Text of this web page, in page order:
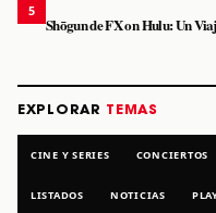
5
Shōgun de FX on Hulu: Un
EXPLORAR TEMAS
CINE Y SERIES CONCIERTOS
LISTADOS NOTICIAS